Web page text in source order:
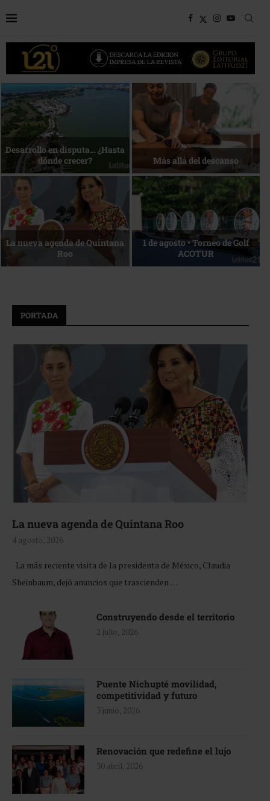
Bottega, un viaje servido a la
mesa
Energía que Impulsa la
competitividad
Reconocimiento de viajeros La esencia del servicio
PORTADA
La nueva agenda de Quintana Roo
4 agosto, 2026
La más reciente visita de la presidenta de México, Claudia
Sheinbaum, dejó anuncios que trascienden …
Construyendo desde el territorio
2 julio, 2026
Puente Nichupté movilidad,
competitividad y futuro
3 junio, 2026
Renovación que redefine el lujo
30 abril, 2026